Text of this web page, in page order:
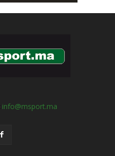
info@msport.ma